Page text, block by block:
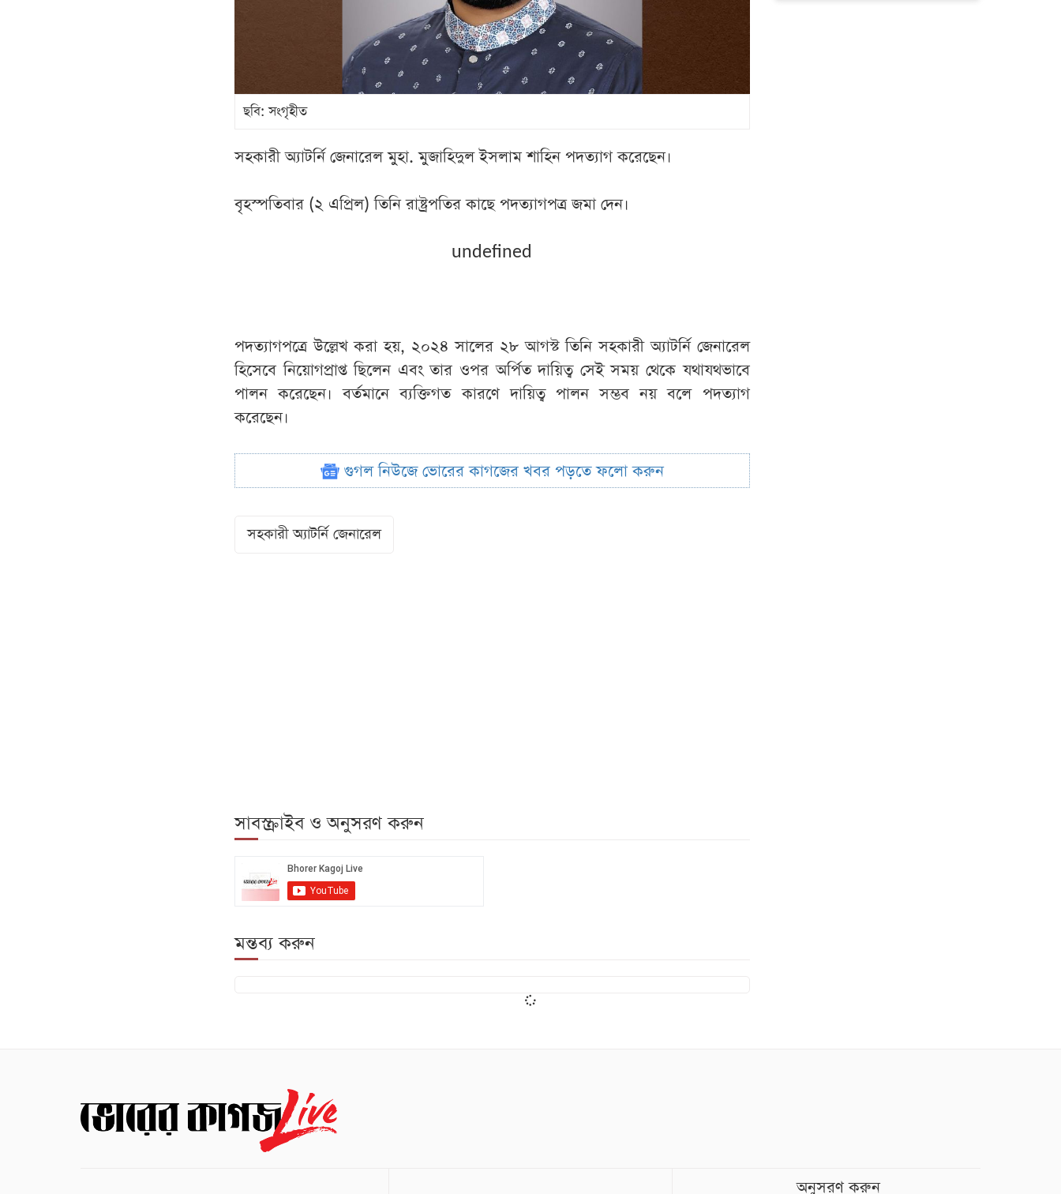
ছবি: সংগৃহীত
সহকারী অ্যাটর্নি জেনারেল মুহা. মুজাহিদুল ইসলাম শাহিন পদত্যাগ করেছেন।
বৃহস্পতিবার (২ এপ্রিল) তিনি রাষ্ট্রপতির কাছে পদত্যাগপত্র জমা দেন।
undefined
পদত্যাগপত্রে উল্লেখ করা হয়, ২০২৪ সালের ২৮ আগস্ট তিনি সহকারী অ্যাটর্নি জেনারেল
হিসেবে নিয়োগপ্রাপ্ত ছিলেন এবং তার ওপর অর্পিত দায়িত্ব সেই সময় থেকে যথাযথভাবে
পালন করেছেন। বর্তমানে ব্যক্তিগত কারণে দায়িত্ব পালন সম্ভব নয় বলে পদত্যাগ
করেছেন।
গুগল নিউজে ভোরের কাগজের খবর পড়তে ফলো করুন
সহকারী অ্যাটর্নি জেনারেল
সাবস্ক্রাইব ও অনুসরণ করুন
মন্তব্য করুন
অনুসরণ করুন